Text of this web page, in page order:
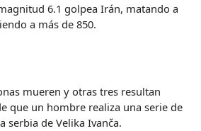
6.1 golpea Irán, matando a
a más de 850.
mueren y otras tres resultan
que un hombre realiza una serie de
serbia de Velika Ivanča.